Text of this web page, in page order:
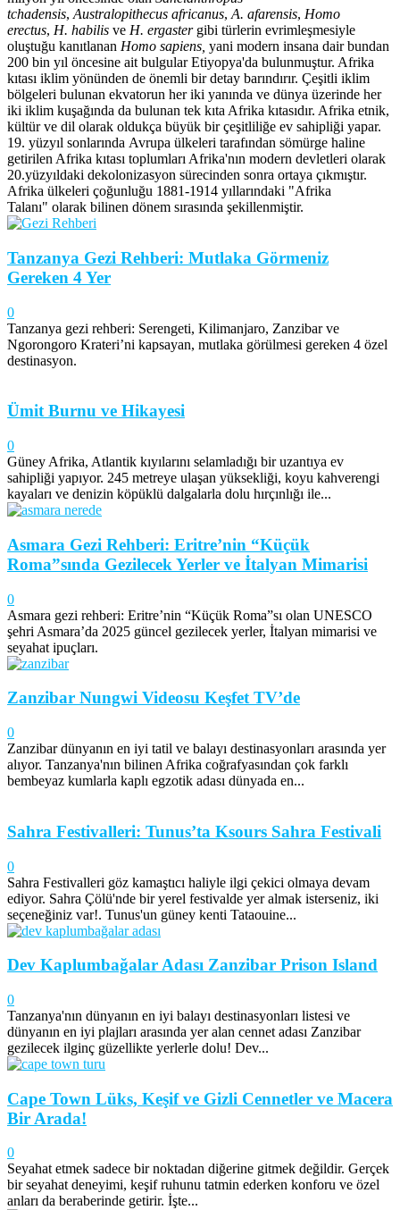
tchadensis, Australopithecus africanus, A. afarensis, Homo
erectus, H. habilis ve H. ergastergibi türlerin evrimleşmesiyle
oluştuğu kanıtlanan Homo sapiens, yani modern insana dair bundan
200 bin yıl öncesine ait bulgular Etiyopya'da bulunmuştur. Afrika
kıtası iklim yönünden de önemli bir detay barındırır. Çeşitli iklim
bölgeleri bulunan ekvatorun her iki yanında ve dünya üzerinde her
iki iklim kuşağında da bulunan tek kıta Afrika kıtasıdır. Afrika etnik,
kültür ve dil olarak oldukça büyük bir çeşitliliğe ev sahipliği yapar.
19. yüzyıl sonlarında Avrupa ülkeleri tarafından sömürge haline
getirilen Afrika kıtası toplumları Afrika'nın modern devletleri olarak
20.yüzyıldaki dekolonizasyon sürecinden sonra ortaya çıkmıştır.
Afrika ülkeleri çoğunluğu 1881-1914 yıllarındaki "Afrika
Talanı" olarak bilinen dönem sırasında şekillenmiştir.
Tanzanya Gezi Rehberi: Mutlaka Görmeniz
Gereken 4 Yer
0
Tanzanya gezi rehberi: Serengeti, Kilimanjaro, Zanzibar ve
Ngorongoro Krateri’ni kapsayan, mutlaka görülmesi gereken 4 özel
destinasyon.
Ümit Burnu ve Hikayesi
0
Güney Afrika, Atlantik kıyılarını selamladığı bir uzantıya ev
sahipliği yapıyor. 245 metreye ulaşan yüksekliği, koyu kahverengi
kayaları ve denizin köpüklü dalgalarla dolu hırçınlığı ile...
Asmara Gezi Rehberi: Eritre’nin “Küçük
Roma”sında Gezilecek Yerler ve İtalyan Mimarisi
0
Asmara gezi rehberi: Eritre’nin “Küçük Roma”sı olan UNESCO
şehri Asmara’da 2025 güncel gezilecek yerler, İtalyan mimarisi ve
seyahat ipuçları.
Zanzibar Nungwi Videosu Keşfet TV’de
0
Zanzibar dünyanın en iyi tatil ve balayı destinasyonları arasında yer
alıyor. Tanzanya'nın bilinen Afrika coğrafyasından çok farklı
bembeyaz kumlarla kaplı egzotik adası dünyada en...
Sahra Festivalleri: Tunus’ta Ksours Sahra Festivali
0
Sahra Festivalleri göz kamaştıcı haliyle ilgi çekici olmaya devam
ediyor. Sahra Çölü'nde bir yerel festivalde yer almak isterseniz, iki
seçeneğiniz var!. Tunus'un güney kenti Tataouine...
Dev Kaplumbağalar Adası Zanzibar Prison Island
0
Tanzanya'nın dünyanın en iyi balayı destinasyonları listesi ve
dünyanın en iyi plajları arasında yer alan cennet adası Zanzibar
gezilecek ilginç güzellikte yerlerle dolu! Dev...
Cape Town Lüks, Keşif ve Gizli Cennetler ve Macera
Bir Arada!
0
Seyahat etmek sadece bir noktadan diğerine gitmek değildir. Gerçek
bir seyahat deneyimi, keşif ruhunu tatmin ederken konforu ve özel
anları da beraberinde getirir. İşte...